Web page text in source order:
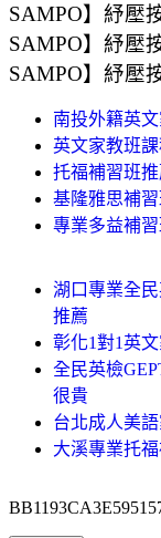
SAMPO】紓壓
SAMPO】紓壓
SAMPO】紓壓
南投外籍英
英文家教班
托福補習班
基隆雅思補
專業多益補
湖口專業全
推薦
彰化1對1英
全民英檢
很貴
台北成人美
大溪專業托